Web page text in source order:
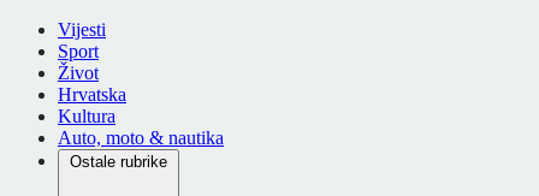
Vijesti
Sport
Život
Hrvatska
Kultura
Auto, moto & nautika
Ostale rubrike